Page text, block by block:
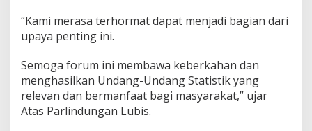
“Kami merasa terhormat dapat menjadi bagian dari
upaya penting ini.
Semoga forum ini membawa keberkahan dan
menghasilkan Undang-Undang Statistik yang
relevan dan bermanfaat bagi masyarakat,” ujar
Atas Parlindungan Lubis.